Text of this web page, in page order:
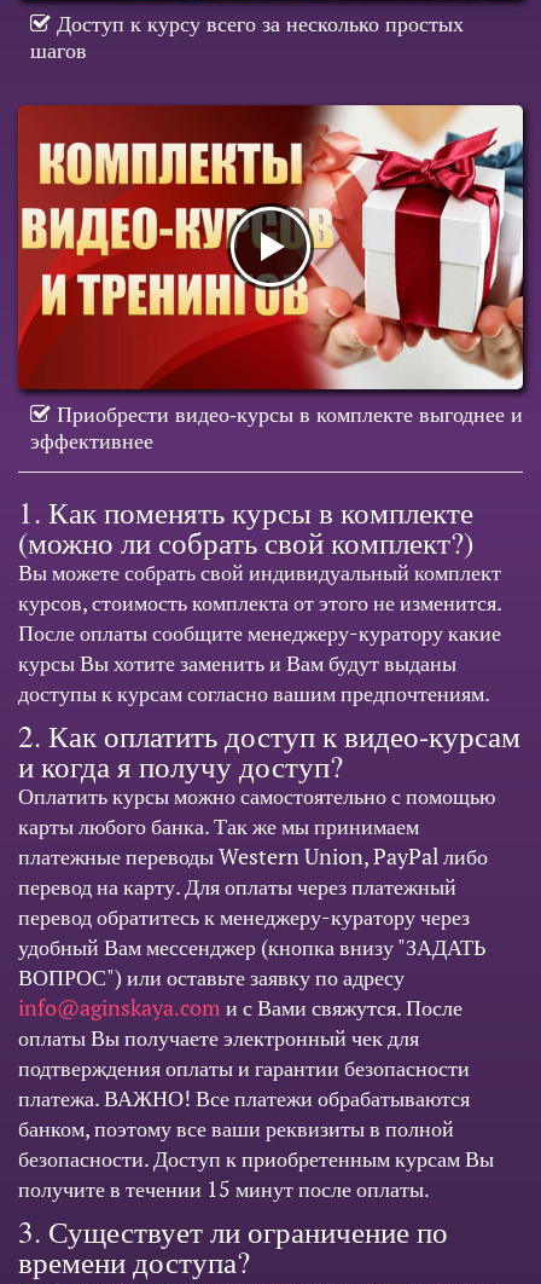
Доступ к курсу всего за несколько простых
шагов
Приобрести видео-курсы в комплекте выгоднее и
эффективнее
1. Как поменять курсы в комплекте
(можно ли собрать свой комплект?)
Вы можете собрать свой индивидуальный комплект
курсов, стоимость комплекта от этого не изменится.
После оплаты сообщите менеджеру-куратору какие
курсы Вы хотите заменить и Вам будут выданы
доступы к курсам согласно вашим предпочтениям.
2. Как оплатить доступ к видео-курсам
и когда я получу доступ?
Оплатить курсы можно самостоятельно с помощью
карты любого банка. Так же мы принимаем
платежные переводы Western Union, PayPal либо
перевод на карту. Для оплаты через платежный
перевод обратитесь к менеджеру-куратору через
удобный Вам мессенджер (кнопка внизу "ЗАДАТЬ
ВОПРОС") или оставьте заявку по адресу
info@aginskaya.com и с Вами свяжутся. После
оплаты Вы получаете электронный чек для
подтверждения оплаты и гарантии безопасности
платежа. ВАЖНО! Все платежи обрабатываются
банком, поэтому все ваши реквизиты в полной
безопасности. Доступ к приобретенным курсам Вы
получите в течении 15 минут после оплаты.
3. Существует ли ограничение по
времени доступа?